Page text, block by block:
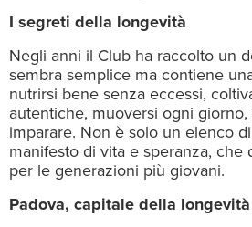
I segreti della longevità
Negli anni il Club ha raccolto un
sembra semplice ma contiene
nutrirsi bene senza eccessi,
autentiche, muoversi ogni
imparare. Non è solo un elenco
manifesto di vita e speranza, che
per le generazioni più giovani.
Padova, capitale della longevità